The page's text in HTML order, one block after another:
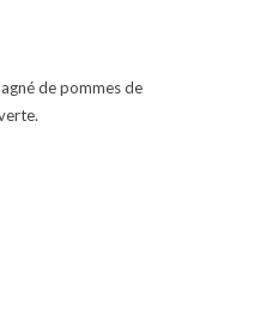
de pommes de